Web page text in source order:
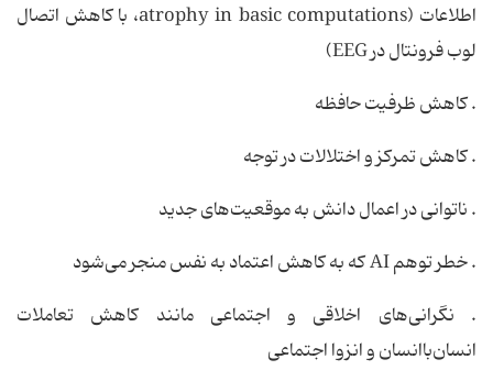
اطلاعات (atrophy in basic computations، با کاهش اتصال
لوب فرونتال در EEG)
. کاهش ظرفیت حافظه
. کاهش تمرکز و اختلالات در توجه
. ناتوانی در اعمال دانش به موقعیت‌های جدید
. خطر توهم AI که به کاهش اعتماد به نفس منجر می‌شود
. نگرانی‌های اخلاقی و اجتماعی مانند کاهش تعاملات
انسان‌باانسان و انزوا اجتماعی